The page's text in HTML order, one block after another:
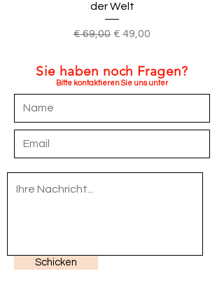
der Welt
Standardpreis
€ 69,00 Sale-Preis
€ 49,00
Sie haben noch Fragen?
Bitte kontaktieren Sie uns unter
Schicken